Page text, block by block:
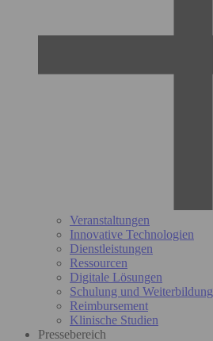
Veranstaltungen
Innovative Technologien
Dienstleistungen
Ressourcen
Digitale Lösungen
Schulung und Weiterbildung
Reimbursement
Klinische Studien
Pressebereich